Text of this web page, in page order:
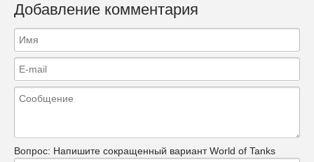
Добавление комментария
Вопрос: Напишите сокращенный вариант World of Tanks